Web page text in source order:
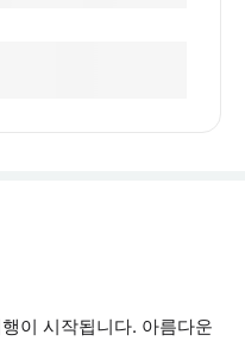
이 시작됩니다. 아름다운